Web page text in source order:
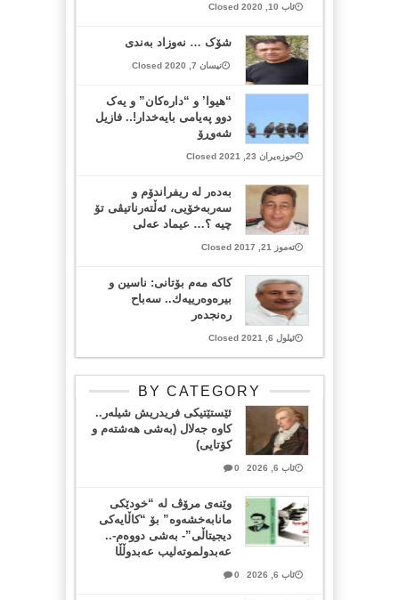
ئاب 10, 2020 Closed
شۆک … نەوزاد بەندی
نیسان 7, 2020 Closed
“هیوا’ و “دارەکان” و یەک
دوو پەیامی بایەخدار!.. فازیل
شەوڕۆ
حوزەیران 23, 2021 Closed
به‌ده‌ر له‌ ریفراندۆم و
سه‌ربه‌خۆیی، ئه‌ڵته‌رناتیڤی تۆ
چیه ؟… عیماد عه‌لی
تەموز 21, 2017 Closed
كاكه‌ مه‌م بۆتانی: ناسين و
بيره‌وه‌رییه‌ك.. سه‌باح
ره‌نجده‌ر
ئیلول 6, 2021 Closed
BY CATEGORY
ئێستێتیکی فریدریش شیلەر..
کاوە جەلال (بەشی هەشتەم و
کۆتایی)
ئاب 6, 2026 0
وێنەی مرۆڤ لە “خودێکی
مانابەخشەوە” بۆ “کاڵایەکی
دیجیتاڵی”- بەشی دووەم-..
عەبدولموتەلیب عەبدوڵڵا
ئاب 6, 2026 0